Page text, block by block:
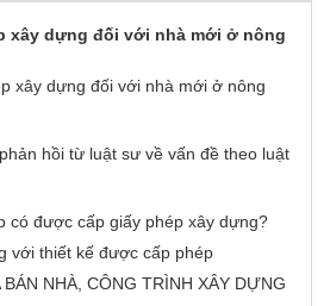
xây dựng đối với nhà mới ở nông
hồi từ luật sư về vấn đề theo luật
có được cấp giấy phép xây dựng?
với thiết kế được cấp phép
BÁN NHÀ, CÔNG TRÌNH XÂY DỰNG